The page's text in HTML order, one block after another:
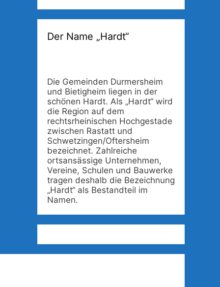
Der Name „Hardt“
Die Gemeinden Durmersheim
und Bietigheim liegen in der
schönen Hardt. Als „Hardt“ wird
die Region auf dem
rechtsrheinischen Hochgestade
zwischen Rastatt und
Schwetzingen/Oftersheim
bezeichnet. Zahlreiche
ortsansässige Unternehmen,
Vereine, Schulen und Bauwerke
tragen deshalb die Bezeichnung
„Hardt“ als Bestandteil im
Namen.